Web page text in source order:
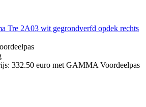
Tre 2A03 wit gegrondverfd opdek rechts
332.50 euro met GAMMA Voordeelpas